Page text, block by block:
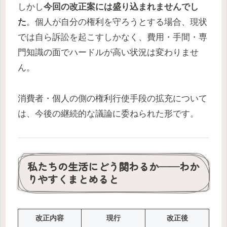
しかし今回の改正案には盛り込まれませんでし
た。個人が自分の権利を守ろうとする場合、現状
では自ら訴訟を起こすしかなく、費用・手間・専
門知識の面でハードルが高い状況は変わりませ
ん。
消費者・個人の側の権利行使手段の拡充について
は、今後の継続的な議論に委ねられた形です。
私たちの生活にどう関わるか——わか
りやすくまとめると
改正内容 現行 改正後